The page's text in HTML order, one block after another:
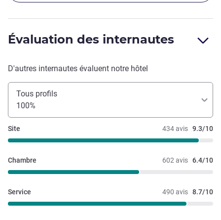
Évaluation des internautes
D'autres internautes évaluent notre hôtel
Tous profils
100%
434 avis 9.3/10
Site
602 avis 6.4/10
Chambre
490 avis 8.7/10
Service